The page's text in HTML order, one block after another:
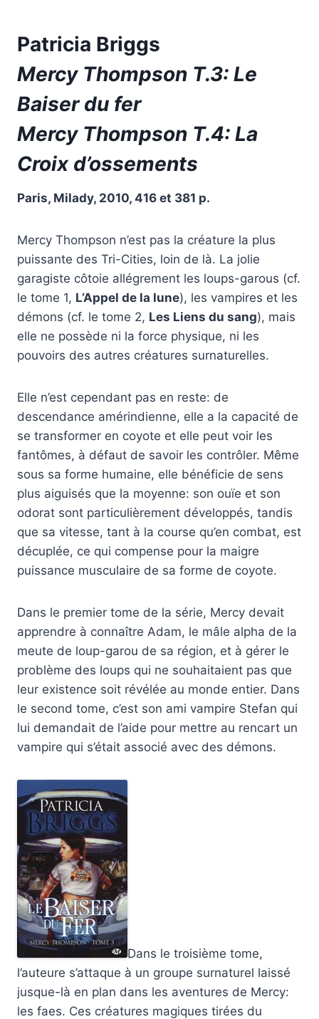
Patricia Briggs
Mercy Thompson T.3: Le
Baiser du fer
Mercy Thompson T.4: La
Croix d’ossements
Paris, Milady, 2010, 416 et 381 p.
Mercy Thompson n’est pas la créature la plus
puissante des Tri-Cities, loin de là. La jolie
garagiste côtoie allégrement les loups-garous (cf.
le tome 1, L’Appel de la lune), les vampires et les
démons (cf. le tome 2, Les Liens du sang), mais
elle ne possède ni la force physique, ni les
pouvoirs des autres créatures surnaturelles.
Elle n’est cependant pas en reste: de
descendance amérindienne, elle a la capacité de
se transformer en coyote et elle peut voir les
fantômes, à défaut de savoir les contrôler. Même
sous sa forme humaine, elle bénéficie de sens
plus aiguisés que la moyenne: son ouïe et son
odorat sont particulièrement développés, tandis
que sa vitesse, tant à la course qu’en combat, est
décuplée, ce qui compense pour la maigre
puissance musculaire de sa forme de coyote.
Dans le premier tome de la série, Mercy devait
apprendre à connaître Adam, le mâle alpha de la
meute de loup-garou de sa région, et à gérer le
problème des loups qui ne souhaitaient pas que
leur existence soit révélée au monde entier. Dans
le second tome, c’est son ami vampire Stefan qui
lui demandait de l’aide pour mettre au rencart un
vampire qui s’était associé avec des démons.
Dans le troisième tome,
l’auteure s’attaque à un groupe surnaturel laissé
jusque-là en plan dans les aventures de Mercy:
les faes. Ces créatures magiques tirées du